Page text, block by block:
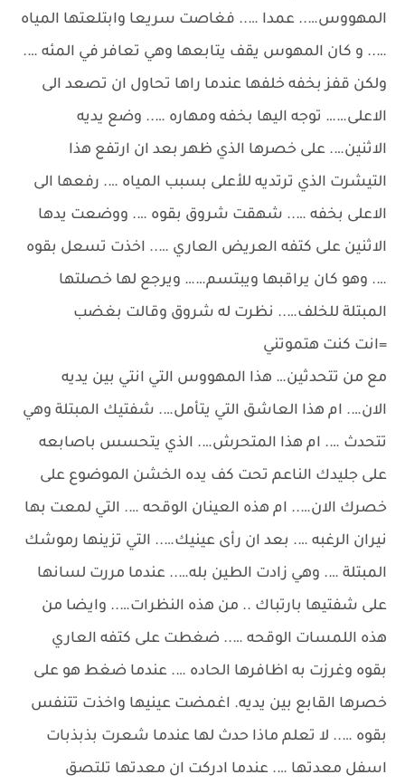
المهووس….. عمدا ….. فغاصت سريعا وابتلعتها المياه
….. و كان المهوس يقف يتابعها وهي تعافر في المئه ….
ولكن قفز بخفه خلفها عندما راها تحاول ان تصعد الى
الاعلى…… توجه اليها بخفه ومهاره ….. وضع يديه
الاثنين…. على خصرها الذي ظهر بعد ان ارتفع هذا
التيشرت الذي ترتديه للأعلى بسبب المياه …. رفعها الى
الاعلى بخفه ….. شهقت شروق بقوه …. ووضعت يدها
الاثنين على كتفه العريض العاري ….. اخذت تسعل بقوه
…. وهو كان يراقبها ويبتسم…… ويرجع لها خصلتها
المبتلة للخلف….. نظرت له شروق وقالت بغضب
=انت كنت هتموتني
مع من تتحدثين… هذا المهووس التي انتي بين يديه
الان…. ام هذا العاشق التي يتأمل…. شفتيك المبتلة وهي
تتحدث …. ام هذا المتحرش…. الذي يتحسس باصابعه
على جليدك الناعم تحت كف يده الخشن الموضوع على
خصرك الان….. ام هذه العينان الوقحه …. التي لمعت بها
نيران الرغبه …. بعد ان رأى عينيك….. التي تزينها رموشك
المبتلة …. وهي زادت الطين بله….. عندما مررت لسانها
على شفتيها بارتباك .. من هذه النظرات….. وايضا من
هذه اللمسات الوقحه ….. ضغطت على كتفه العاري
بقوه وغرزت به اظافرها الحاده …. عندما ضغط هو على
خصرها القابع بين يديه. اغمضت عينيها واخذت تتنفس
بقوه ….. لا تعلم ماذا حدث لها عندما شعرت بذبذبات
اسفل معدتها …. عندما ادركت ان معدتها تلتصق